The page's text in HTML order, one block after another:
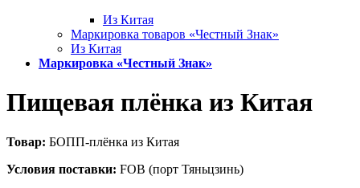
Из Китая
Маркировка товаров «Честный Знак»
Из Китая
Маркировка «Честный Знак»
Пищевая плёнка из Китая
Товар: БОПП-плёнка из Китая
Условия поставки: FOB (порт Тяньцзинь)